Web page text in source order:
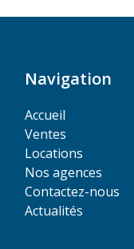
Navigation
Accueil
Ventes
Locations
Nos agences
Contactez-nous
Actualités